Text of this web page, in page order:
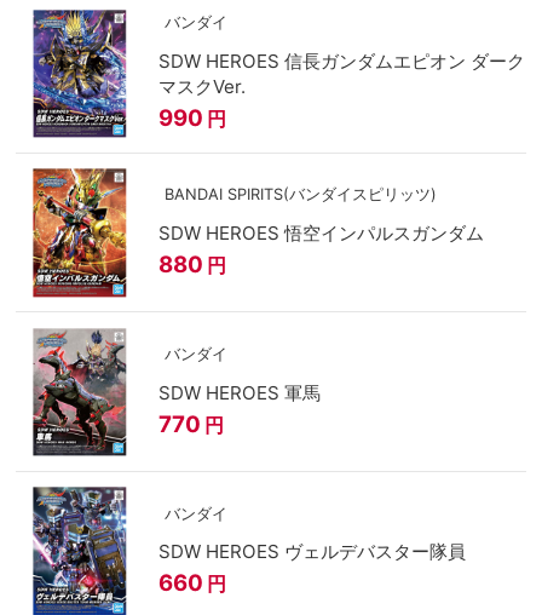
バンダイ
SDW HEROES 信長ガンダムエピオン ダーク
マスクVer.
990 円
BANDAI SPIRITS(バンダイスピリッツ)
SDW HEROES 悟空インパルスガンダム
880 円
バンダイ
SDW HEROES 軍馬
770 円
バンダイ
SDW HEROES ヴェルデバスター隊員
660 円